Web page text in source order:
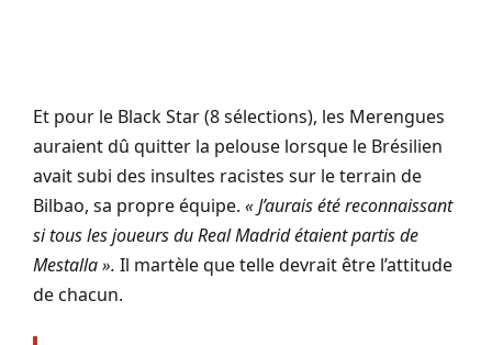
Et pour le Black Star (8 sélections), les Merengues
auraient dû quitter la pelouse lorsque le Brésilien
avait subi des insultes racistes sur le terrain de
Bilbao, sa propre équipe. « J’aurais été reconnaissant
si tous les joueurs du Real Madrid étaient partis de
Mestalla ». Il martèle que telle devrait être l’attitude
de chacun.